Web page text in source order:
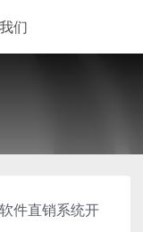
们
件直销系统开